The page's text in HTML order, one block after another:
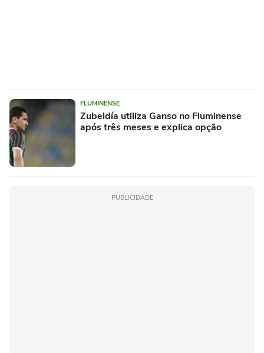
FLUMINENSE
Zubeldía utiliza Ganso no Fluminense
após três meses e explica opção
PUBLICIDADE